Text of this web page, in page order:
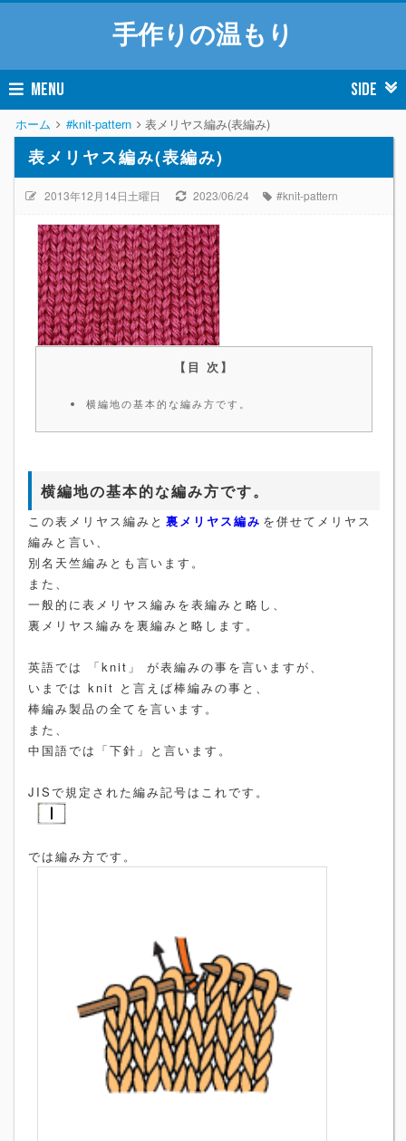
手作りの温もり
MENU SIDE
ホーム #knit-pattern 表メリヤス編み(表編み)
表メリヤス編み(表編み)
2013年12月14日土曜日 2023/06/24 #knit-pattern
横編地の基本的な編み方です。
横編地の基本的な編み方です。
この表メリヤス編みと 裏メリヤス編み を併せてメリヤス
編みと言い、
別名天竺編みとも言います。
また、
一般的に表メリヤス編みを表編みと略し、
裏メリヤス編みを裏編みと略します。
英語では 「knit」 が表編みの事を言いますが、
いまでは knit と言えば棒編みの事と、
棒編み製品の全てを言います。
また、
中国語では「下針」と言います。
JISで規定された編み記号はこれです。
では編み方です。